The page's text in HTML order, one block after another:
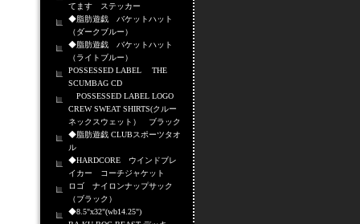
てます ステッカー
◆脂肪遊戯 バケットハット
（ダークブルー）
◆脂肪遊戯 バケットハット
（ライトブルー）
POSSESSED LABEL THE
SCUMBAG CD
POSSESSED LABEL LOGO
CREW SWEAT SHIRTS(クルー
ネックスウェット） ブラック
◆脂肪遊戯 CLUBスポーツタオ
ル
◆HARDCORE ウインドブレ
イカー コーチジャケット
ロゴ ナイロンナップサック
（ブラック）
◆8.5"x32"(wb14.25")